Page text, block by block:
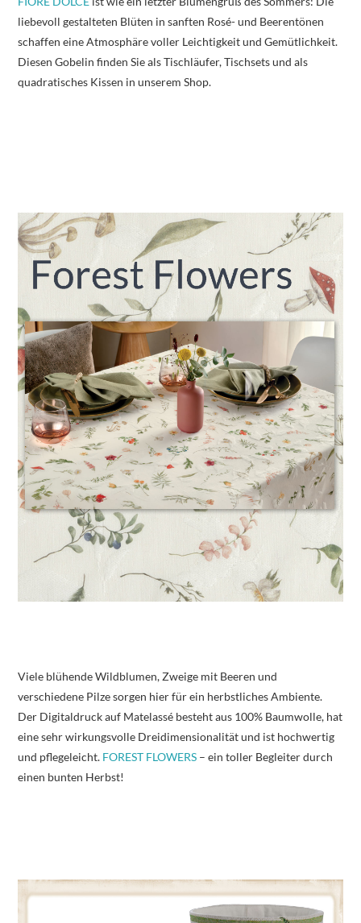
liebevoll gestalteten Blüten in sanften Rosé- und Beerentönen
schaffen eine Atmosphäre voller Leichtigkeit und Gemütlichkeit.
Diesen Gobelin finden Sie als Tischläufer, Tischsets und als
quadratisches Kissen in unserem Shop.
Viele blühende Wildblumen, Zweige mit Beeren und
verschiedene Pilze sorgen hier für ein herbstliches Ambiente.
Der Digitaldruck auf Matelassé besteht aus 100% Baumwolle, hat
eine sehr wirkungsvolle Dreidimensionalität und ist hochwertig
und pflegeleicht. FOREST FLOWERS – ein toller Begleiter durch
einen bunten Herbst!